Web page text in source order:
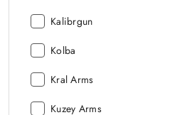
Producent:
Kalibrgun
Producent:
Kolba
Producent:
Kral Arms
Producent:
Kuzey Arms